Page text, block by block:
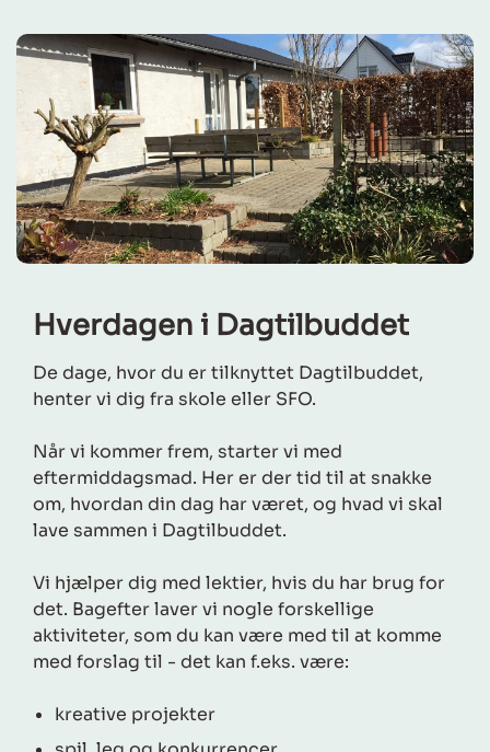
Hverdagen i Dagtilbuddet
De dage, hvor du er tilknyttet Dagtilbuddet,
henter vi dig fra skole eller SFO.
Når vi kommer frem, starter vi med
eftermiddagsmad. Her er der tid til at snakke
om, hvordan din dag har været, og hvad vi skal
lave sammen i Dagtilbuddet.
Vi hjælper dig med lektier, hvis du har brug for
det. Bagefter laver vi nogle forskellige
aktiviteter, som du kan være med til at komme
med forslag til - det kan f.eks. være:
kreative projekter